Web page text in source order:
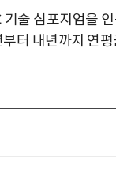
기술 심포지엄을 인
부터 내년까지 연평